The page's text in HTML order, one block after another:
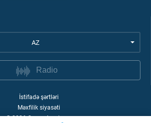
AZ
Radio
İstifadə şərtləri
Məxfilik siyasəti
©2026Quran Academy